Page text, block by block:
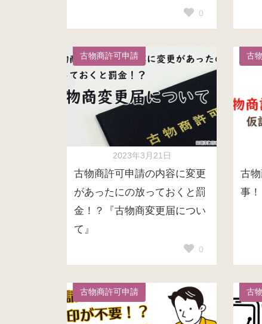
0
古物商許可申請
2023年3月21日
古物商許可申請の内容に変更
があったにの放っておくと罰
金！？『古物商変更届につい
て』
0
古
古
事！
古物商許可申請 古